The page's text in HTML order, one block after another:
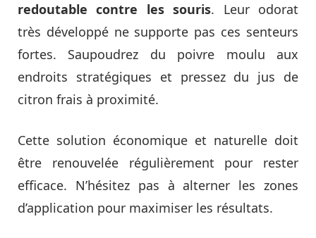
redoutable contre les souris. Leur odorat
très développé ne supporte pas ces senteurs
fortes. Saupoudrez du poivre moulu aux
endroits stratégiques et pressez du jus de
citron frais à proximité.
Cette solution économique et naturelle doit
être renouvelée régulièrement pour rester
efficace. N’hésitez pas à alterner les zones
d’application pour maximiser les résultats.